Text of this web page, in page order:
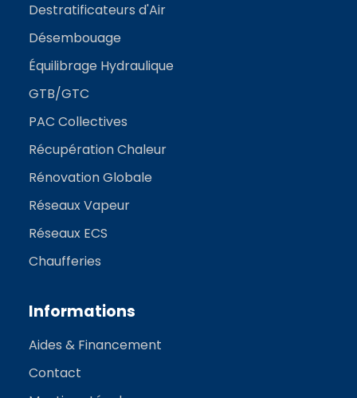
Destratificateurs d'Air
Désembouage
Équilibrage Hydraulique
GTB/GTC
PAC Collectives
Récupération Chaleur
Rénovation Globale
Réseaux Vapeur
Réseaux ECS
Chaufferies
Informations
Aides & Financement
Contact